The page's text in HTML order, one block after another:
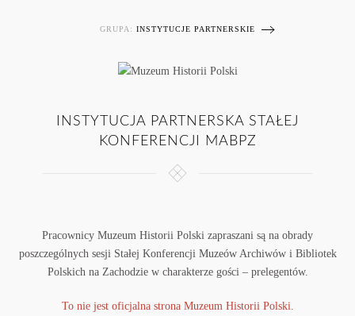
GRUPA: INSTYTUCJE PARTNERSKIE
INSTYTUCJA PARTNERSKA STAŁEJ
KONFERENCJI MABPZ
Pracownicy Muzeum Historii Polski zapraszani są na obrady
poszczególnych sesji Stałej Konferencji Muzeów Archiwów i Bibliotek
Polskich na Zachodzie w charakterze gości – prelegentów.
To nie jest oficjalna strona Muzeum Historii Polski.